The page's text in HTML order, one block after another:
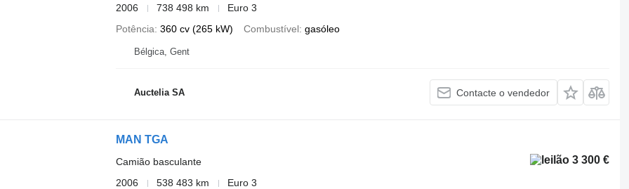
2006
738 498 km
Euro 3
Potência 360 cv (265 kW) Combustível gasóleo
Bélgica, Gent
Auctelia SA Contacte o vendedor
MAN TGA
3 300 €
Camião basculante
2006
538 483 km
Euro 3